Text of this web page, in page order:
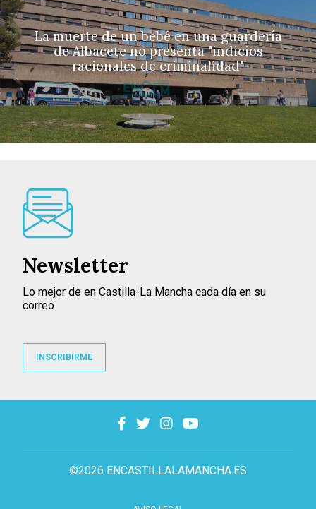
La muerte de un bebé en una guardería
de Albacete no presenta "indicios
racionales de criminalidad"
©2026 ENCASTILLALAMANCHA.ES
Newsletter
Lo mejor de en Castilla-La Mancha cada día en su
correo
INSCRIBIRME